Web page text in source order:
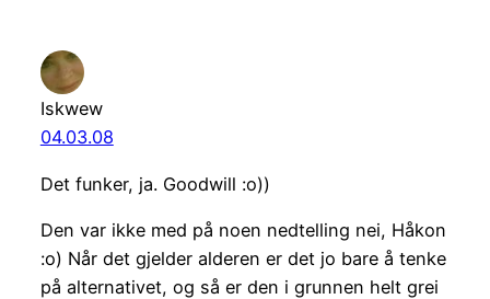
Iskwew
04.03.08
Det funker, ja. Goodwill :o))
Den var ikke med på noen nedtelling nei, Håkon
:o) Når det gjelder alderen er det jo bare å tenke
på alternativet, og så er den i grunnen helt grei